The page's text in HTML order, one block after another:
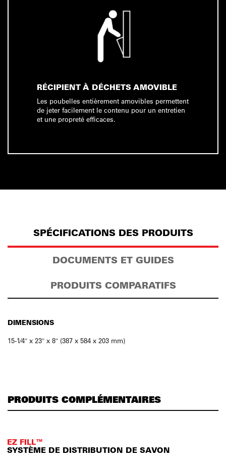
RÉCIPIENT À DÉCHETS AMOVIBLE
Les poubelles entièrement amovibles permettent
de jeter facilement le contenu pour un entretien
et une propreté efficaces.
SPÉCIFICATIONS DES PRODUITS
DOCUMENTS ET GUIDES
PRODUITS COMPARATIFS
DIMENSIONS
15-1⁄4″ x 23″ x 8″ (387 x 584 x 203 mm)
PRODUITS COMPLÉMENTAIRES
EZ FILL™
SYSTÈME DE DISTRIBUTION DE SAVON